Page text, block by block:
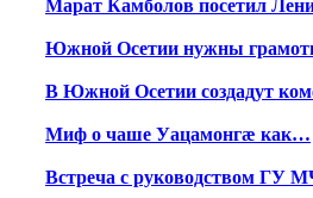
Марат Камболов посетил
Южной Осетии нужны
В Южной Осетии создадут
Миф о чаше Уацамонгæ как…
Встреча с руководством ГУ